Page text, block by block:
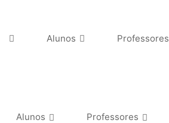
Alunos Professores
Alunos Professores